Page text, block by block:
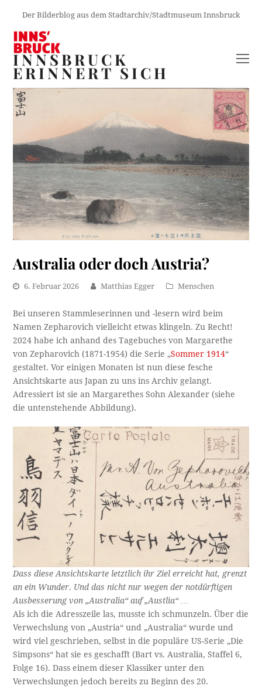
Der Bilderblog aus dem Stadtarchiv/Stadtmuseum Innsbruck
INNSBRUCK
ERINNERT SICH
Australia oder doch Austria?
6. Februar 2026 Matthias Egger Menschen
Bei unseren Stammleserinnen und -lesern wird beim
Namen Zepharovich vielleicht etwas klingeln. Zu Recht!
2024 habe ich anhand des Tagebuches von Margarethe
von Zepharovich (1871-1954) die Serie „Sommer 1914“
gestaltet. Vor einigen Monaten ist nun diese fesche
Ansichtskarte aus Japan zu uns ins Archiv gelangt.
Adressiert ist sie an Margarethes Sohn Alexander (siehe
die untenstehende Abbildung).
Dass diese Ansichtskarte letztlich ihr Ziel erreicht hat, grenzt
an ein Wunder. Und das nicht nur wegen der notdürftigen
Ausbesserung von „Australia“ auf „Austlia“ …
Als ich die Adresszeile las, musste ich schmunzeln. Über die
Verwechslung von „Austria“ und „Australia“ wurde und
wird viel geschrieben, selbst in die populäre US-Serie „Die
Simpsons“ hat sie es geschafft (Bart vs. Australia, Staffel 6,
Folge 16). Dass einem dieser Klassiker unter den
Verwechslungen jedoch bereits zu Beginn des 20.